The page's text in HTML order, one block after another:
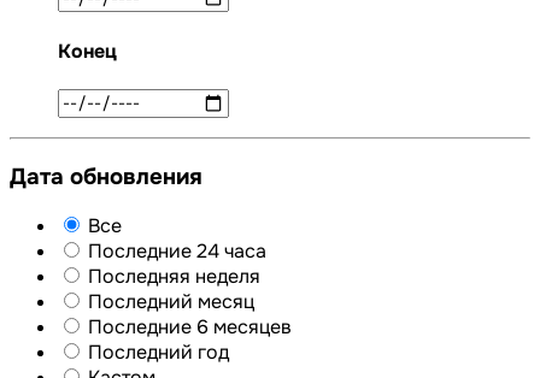
Конец
Дата обновления
Все
Последние 24 часа
Последняя неделя
Последний месяц
Последние 6 месяцев
Последний год